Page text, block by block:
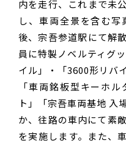
内を走行、これまで未
し、車両全景を含む
後、宗吾参道駅にて解
員に特製ノベルティグ
イル」・「3600形リバ
「車両銘板型キーホ
ト」「宗吾車両基地 入
か、往路の車内にて素
を実施します。また、